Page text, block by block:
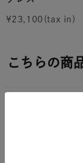
¥23,100
こちらの商